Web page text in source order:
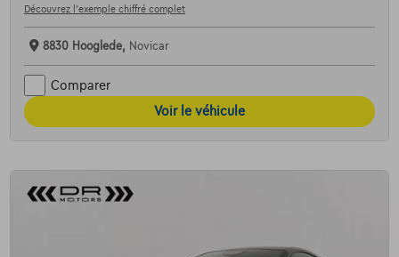
Découvrez l’exemple chiffré complet
8830 Hooglede, Novicar
Comparer
Voir le véhicule